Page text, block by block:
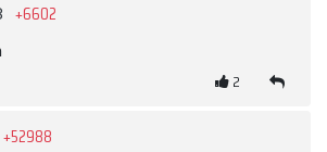
+6602
2
+52988